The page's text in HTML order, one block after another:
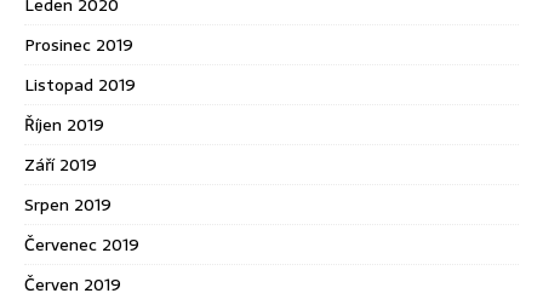
Prosinec 2019
Listopad 2019
Říjen 2019
Září 2019
Srpen 2019
Červenec 2019
Červen 2019